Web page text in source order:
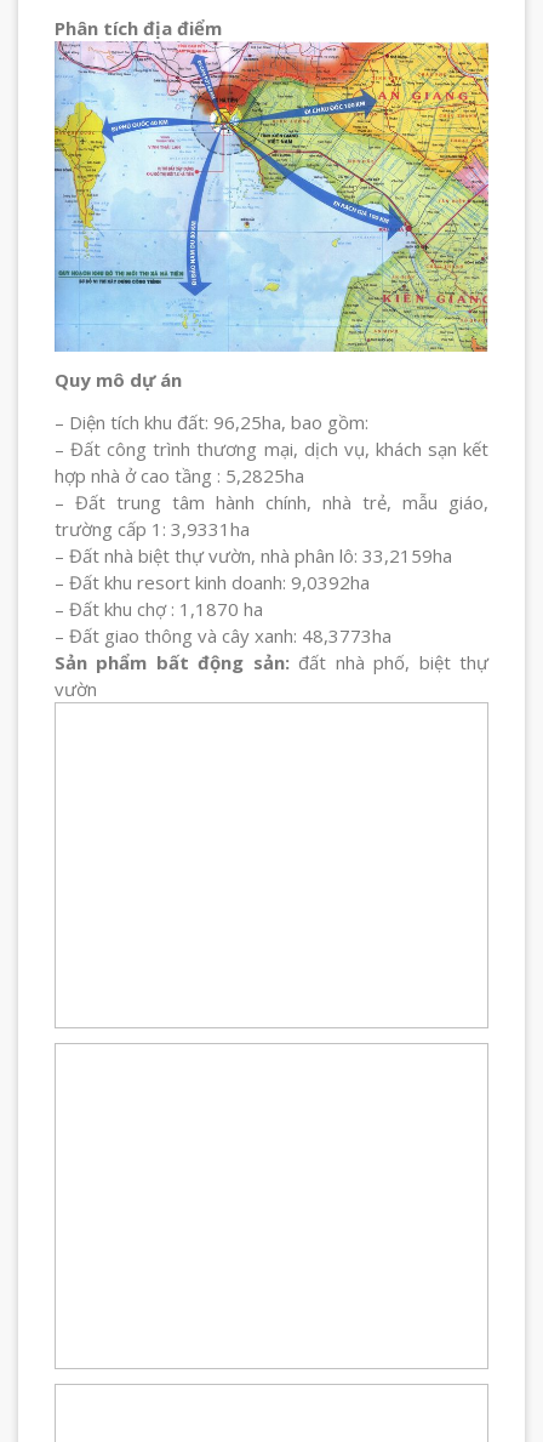
Phân tích địa điểm
Quy mô dự án
– Diện tích khu đất: 96,25ha, bao gồm:
– Đất công trình thương mại, dịch vụ, khách sạn kết
hợp nhà ở cao tầng : 5,2825ha
– Đất trung tâm hành chính, nhà trẻ, mẫu giáo,
trường cấp 1: 3,9331ha
– Đất nhà biệt thự vườn, nhà phân lô: 33,2159ha
– Đất khu resort kinh doanh: 9,0392ha
– Đất khu chợ : 1,1870 ha
– Đất giao thông và cây xanh: 48,3773ha
Sản phẩm bất động sản: đất nhà phố, biệt thự
vườn